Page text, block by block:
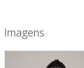
Imagens